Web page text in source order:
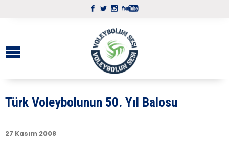
Türk Voleybolunun 50. Yıl Balosu
27 Kasım 2008